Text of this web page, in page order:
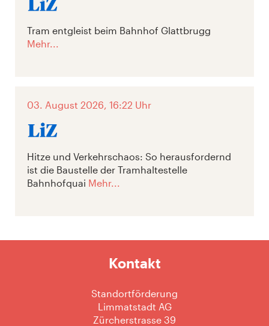
Tram entgleist beim Bahnhof Glattbrugg
Mehr...
03. August 2026, 16:22 Uhr
Hitze und Verkehrschaos: So herausfordernd
ist die Baustelle der Tramhaltestelle
Bahnhofquai Mehr...
Kontakt
Standortförderung
Limmatstadt AG
Zürcherstrasse 39